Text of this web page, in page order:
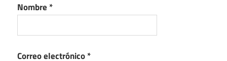
Nombre *
Correo electrónico*